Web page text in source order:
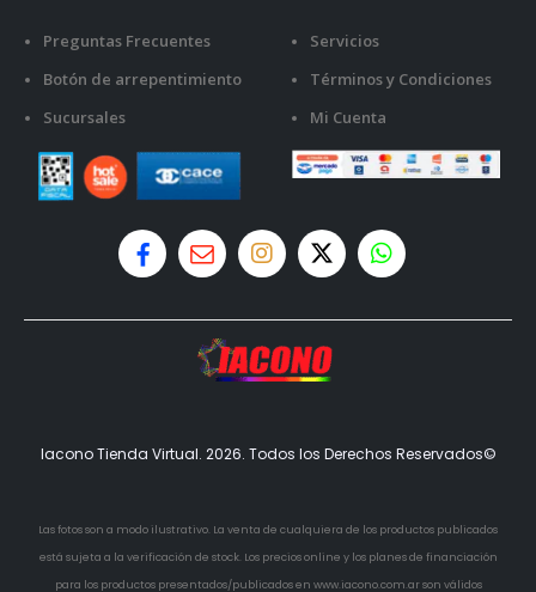
Preguntas Frecuentes
Botón de arrepentimiento
Sucursales
Servicios
Términos y Condiciones
Mi Cuenta
Iacono Tienda Virtual. 2026. Todos los Derechos Reservados©
Las fotos son a modo ilustrativo. La venta de cualquiera de los productos publicados
está sujeta a la verificación de stock. Los precios online y los planes de financiación
para los productos presentados/publicados en www.iacono.com.ar son válidos